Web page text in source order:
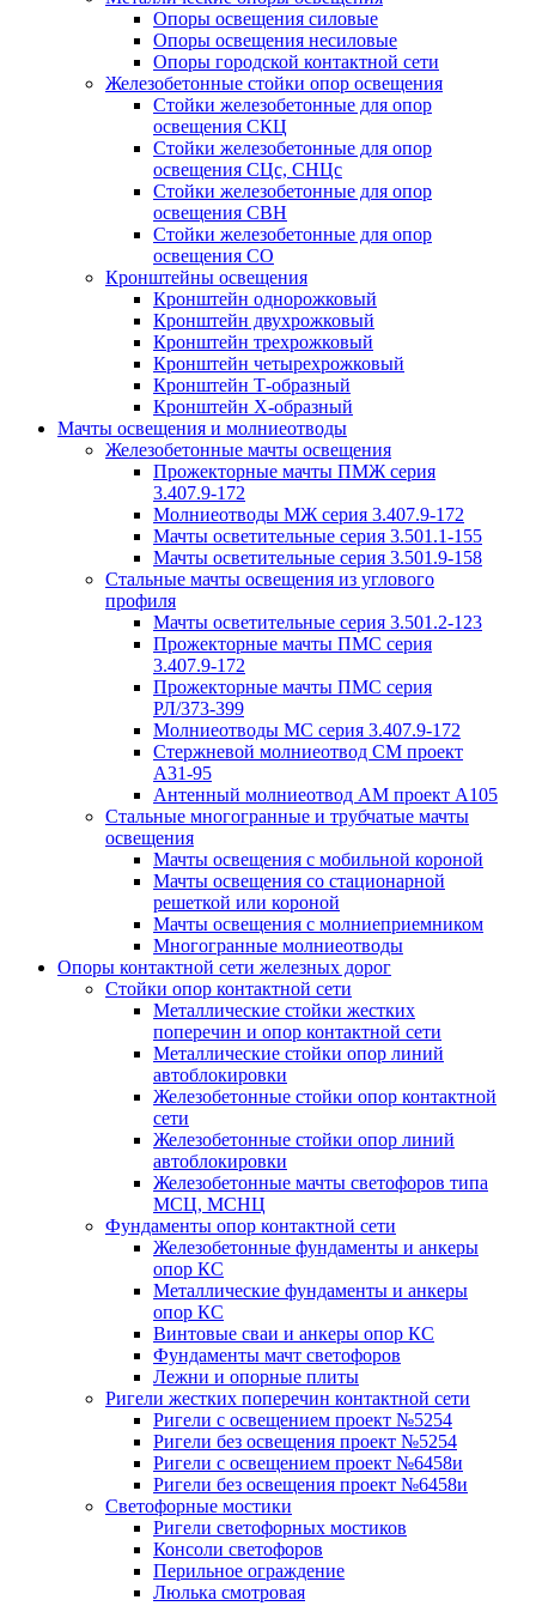
Опоры освещения силовые
Опоры освещения несиловые
Опоры городской контактной сети
Железобетонные стойки опор освещения
Стойки железобетонные для опор
освещения СКЦ
Стойки железобетонные для опор
освещения СЦс, СНЦс
Стойки железобетонные для опор
освещения СВН
Стойки железобетонные для опор
освещения СО
Кронштейны освещения
Кронштейн однорожковый
Кронштейн двухрожковый
Кронштейн трехрожковый
Кронштейн четырехрожковый
Кронштейн Т-образный
Кронштейн Х-образный
Мачты освещения и молниеотводы
Железобетонные мачты освещения
Прожекторные мачты ПМЖ серия
3.407.9-172
Молниеотводы МЖ серия 3.407.9-172
Мачты осветительные серия 3.501.1-155
Мачты осветительные серия 3.501.9-158
Стальные мачты освещения из углового
профиля
Мачты осветительные серия 3.501.2-123
Прожекторные мачты ПМС серия
3.407.9-172
Прожекторные мачты ПМС серия
РЛ/373-399
Молниеотводы МС серия 3.407.9-172
Стержневой молниеотвод СМ проект
А31-95
Антенный молниеотвод АМ проект А105
Стальные многогранные и трубчатые мачты
освещения
Мачты освещения с мобильной короной
Мачты освещения со стационарной
решеткой или короной
Мачты освещения с молниеприемником
Многогранные молниеотводы
Опоры контактной сети железных дорог
Стойки опор контактной сети
Металлические стойки жестких
поперечин и опор контактной сети
Металлические стойки опор линий
автоблокировки
Железобетонные стойки опор контактной
сети
Железобетонные стойки опор линий
автоблокировки
Железобетонные мачты светофоров типа
МСЦ, МСНЦ
Фундаменты опор контактной сети
Железобетонные фундаменты и анкеры
опор КС
Металлические фундаменты и анкеры
опор КС
Винтовые сваи и анкеры опор КС
Фундаменты мачт светофоров
Лежни и опорные плиты
Ригели жестких поперечин контактной сети
Ригели с освещением проект №5254
Ригели без освещения проект №5254
Ригели с освещением проект №6458и
Ригели без освещения проект №6458и
Светофорные мостики
Ригели светофорных мостиков
Консоли светофоров
Перильное ограждение
Люлька смотровая